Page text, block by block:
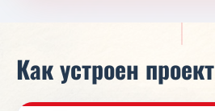
Как устроен проект